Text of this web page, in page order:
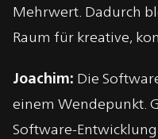
Mehrwert. Dadurch
Raum für kreative,
Joachim: Die
einem Wendepunkt.
Software-